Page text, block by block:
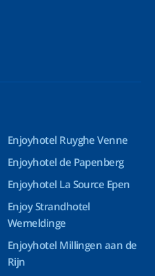
Enjoyhotel Ruyghe Venne
Enjoyhotel de Papenberg
Enjoyhotel La Source Epen
Enjoy Strandhotel
Wemeldinge
Enjoyhotel Millingen aan de
Rijn